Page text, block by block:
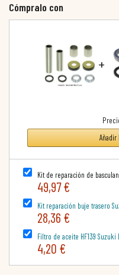
Cómpralo con
+
Añadir
Kit de reparación de
49,97 €
Kit reparación buje trasero
28,36 €
Filtro de aceite HF139 Suzuki
4,20 €